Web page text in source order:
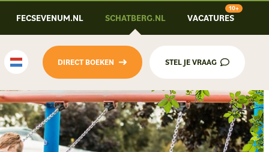
FECSEVENUM.NL SCHATBERG.NL VACATURES
Nederlands
DIRECT BOEKEN STEL JE VRAAG